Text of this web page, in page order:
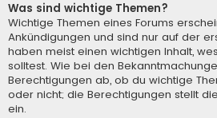
Was sind wichtige Themen?
Wichtige Themen eines Forums
Ankündigungen und sind nur auf der
haben meist einen wichtigen Inhalt,
solltest. Wie bei den
Berechtigungen ab, ob du wichtige
oder nicht; die Berechtigungen stellt
ein.